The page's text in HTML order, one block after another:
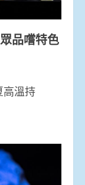
品嚐特色
高溫持